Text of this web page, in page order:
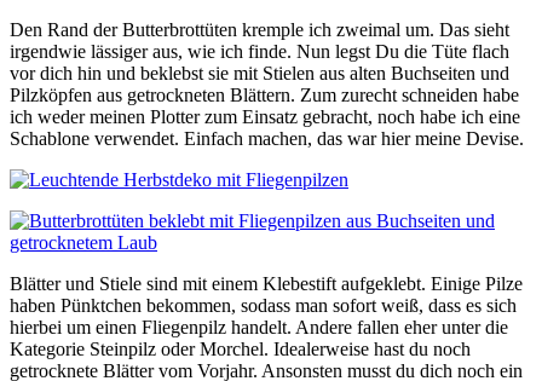
Den Rand der Butterbrottüten kremple ich zweimal um. Das sieht
irgendwie lässiger aus, wie ich finde. Nun legst Du die Tüte flach
vor dich hin und beklebst sie mit Stielen aus alten Buchseiten und
Pilzköpfen aus getrockneten Blättern. Zum zurecht schneiden habe
ich weder meinen Plotter zum Einsatz gebracht, noch habe ich eine
Schablone verwendet. Einfach machen, das war hier meine Devise.
Blätter und Stiele sind mit einem Klebestift aufgeklebt. Einige Pilze
haben Pünktchen bekommen, sodass man sofort weiß, dass es sich
hierbei um einen Fliegenpilz handelt. Andere fallen eher unter die
Kategorie Steinpilz oder Morchel. Idealerweise hast du noch
getrocknete Blätter vom Vorjahr. Ansonsten musst du dich noch ein